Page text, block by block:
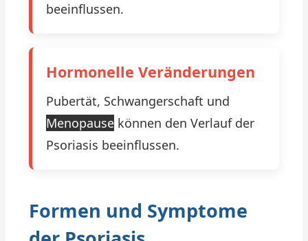
beeinflussen.
Hormonelle Veränderungen
Pubertät, Schwangerschaft und
Menopause können den Verlauf der
Psoriasis beeinflussen.
Formen und Symptome